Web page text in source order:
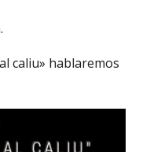
caliu» hablaremos